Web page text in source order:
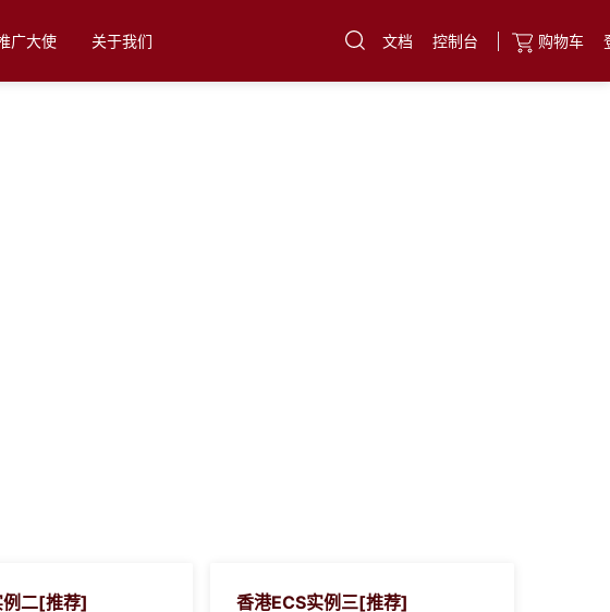
广大使 关于我们 文档 控制台 购物车
例二[推荐] 香港ECS实例三[推荐]